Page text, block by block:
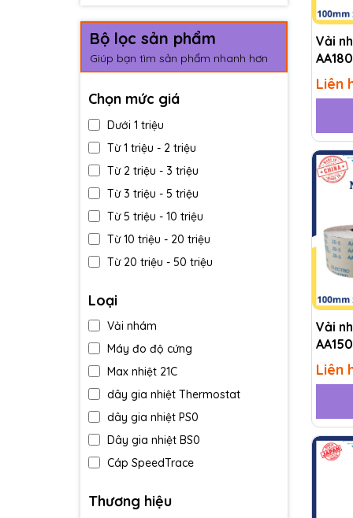
Bộ lọc sản phẩm
Giúp bạn tìm sản phẩm nhanh hơn
Chọn mức giá
Dưới 1 triệu
Từ 1 triệu - 2 triệu
Từ 2 triệu - 3 triệu
Từ 3 triệu - 5 triệu
Từ 5 triệu - 10 triệu
Từ 10 triệu - 20 triệu
Từ 20 triệu - 50 triệu
Loại
Vải nhám
Máy đo độ cứng
Max nhiệt 21C
dây gia nhiệt Thermostat
dây gia nhiệt PS0
Dây gia nhiệt BS0
Cáp SpeedTrace
Tất phòng sạch
Thương hiệu
Vải
AA180
Liên
Vải
AA150
Liên